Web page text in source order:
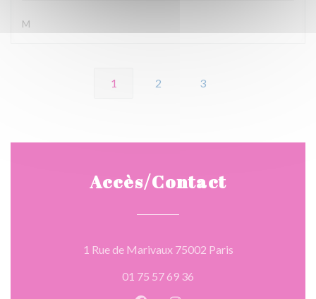
M
1 2 3
Accès/Contact
1 Rue de Marivaux 75002 Paris((ouvre une
01 75 57 69 36